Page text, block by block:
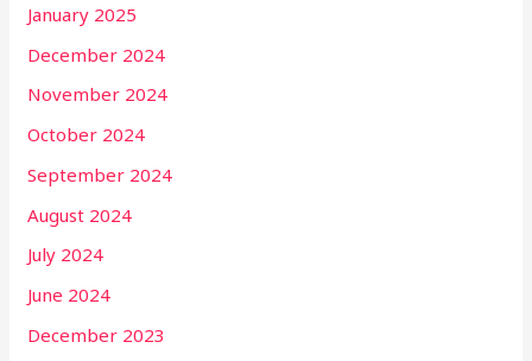
January 2025
December 2024
November 2024
October 2024
September 2024
August 2024
July 2024
June 2024
December 2023